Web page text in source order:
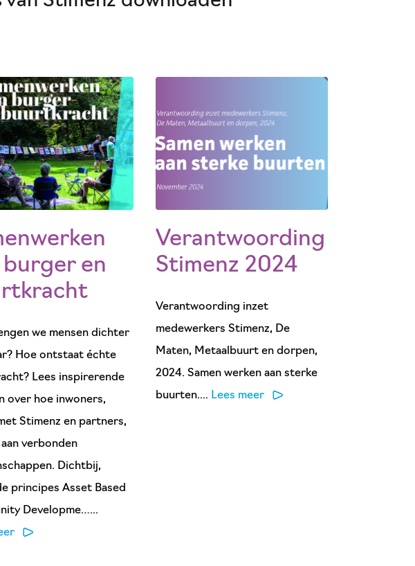
burger en
we mensen dichter
Hoe ontstaat échte
Lees inspirerende
over hoe inwoners,
Stimenz en partners,
verbonden
Dichtbij,
principes Asset Based
Developme…...
Verantwoording
Stimenz 2024
Verantwoording inzet
medewerkers Stimenz, De
Maten, Metaalbuurt en dorpen,
2024. Samen werken aan sterke
buurten.... Lees meer